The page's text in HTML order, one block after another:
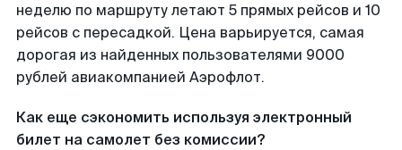
неделю по маршруту летают 5 прямых рейсов и 10
рейсов с пересадкой. Цена варьируется, самая
дорогая из найденных пользователями 9000
рублей авиакомпанией Аэрофлот.
Как еще сэкономить используя электронный
билет на самолет без комиссии?